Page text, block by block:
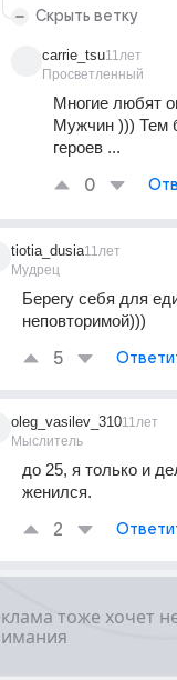
Скрыть ветку
carrie_tsu
Просветленный
11лет
Многие любят
Мужчин ))) Тем
героев ...
0
tiotia_dusia
Мудрец
11лет
Берегу себя для
неповторимой)))
5
oleg_vasilev_310
Мыслитель
11лет
до 25, я только и
женился.
2